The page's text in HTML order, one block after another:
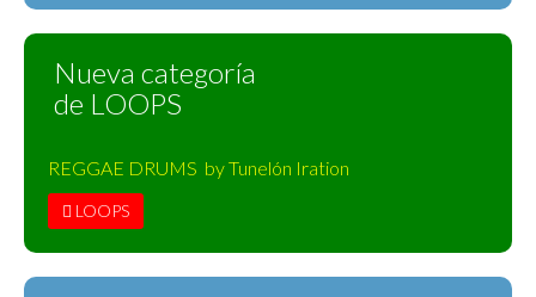
Nueva categoría
de LOOPS
REGGAE DRUMS by Tunelón Iration
LOOPS